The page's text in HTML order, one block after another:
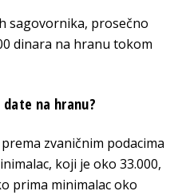
sagovornika, prosečno
dinara na hranu tokom
date na hranu?
zvaničnim podacima
koji je oko 33.000,
prima minimalac oko